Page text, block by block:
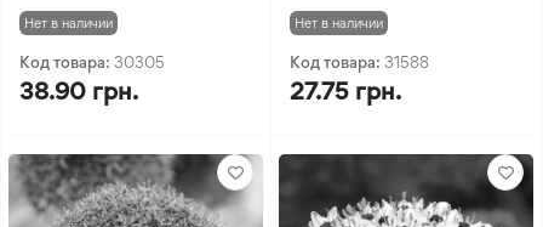
Нет в наличии
Код товара: 30305
38.90 грн.
Нет в наличии
Код товара: 31588
27.75 грн.